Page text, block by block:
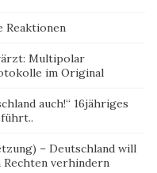
Multipolar
im Original
auch!“ 16jähriges
– Deutschland will
verhindern